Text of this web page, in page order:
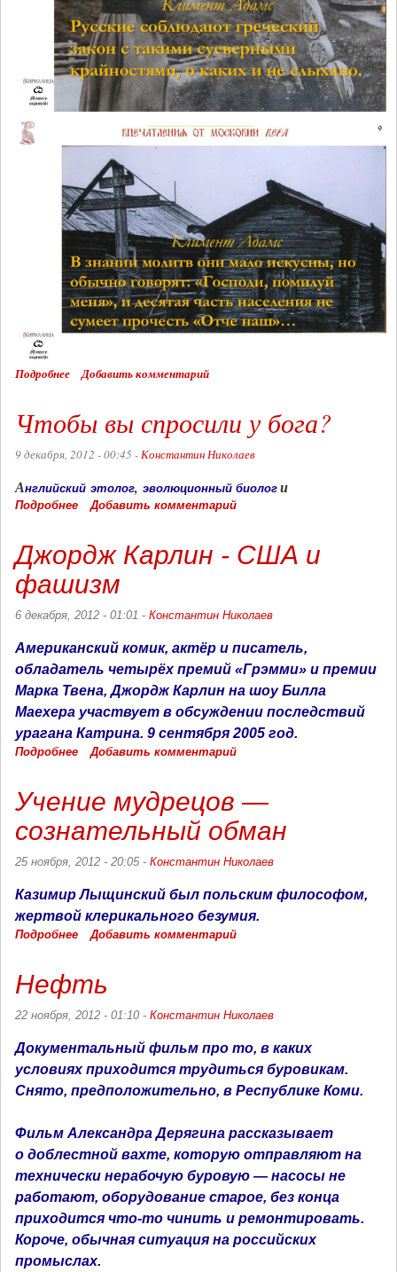
Подробнее Добавить комментарий
Чтобы вы спросили у бога?
9 декабря, 2012 - 00:45 -Константин Николаев
Английский этолог, эволюционный биолог и
Подробнее
спросили
бога?
Добавить комментарий
Джордж Карлин - США и
фашизм
6 декабря, 2012 - 01:01 - Константин Николаев
Американский комик, актёр и писатель,
обладатель четырёх премий «Грэмми» и премии
Марка Твена,Джордж Карлин на шоу Билла
Маехера участвует в обсуждении последствий
урагана Катрина. 9 сентября 2005 год.
Подробнее
-
и
Добавить комментарий
Учение мудрецов —
сознательный обман
25 ноября, 2012 - 20:05 - Константин Николаев
Казимир Лыщинский был польским философом,
жертвой клерикального безумия.
Подробнее
—
обман
Добавить комментарий
Нефть
22 ноября, 2012 - 01:10 - Константин Николаев
Документальный фильм про то, в каких
условиях приходится трудиться буровикам.
Снято, предположительно, в Республике Коми.
Фильм Александра Дерягина рассказывает
о доблестной вахте, которую отправляют на
технически нерабочую буровую — насосы не
работают, оборудование старое, без конца
приходится что-то чинить и ремонтировать.
Короче, обычная ситуация на российских
промыслах.